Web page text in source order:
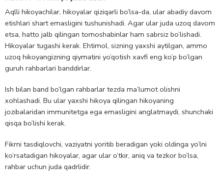
Aqlli hikoyachilar, hikoyalar qiziqarli bo’lsa-da, ular abadiy davom
etishlari shart emasligini tushunishadi. Agar ular juda uzoq davom
etsa, hatto jalb qilingan tomoshabinlar ham sabrsiz bo’lishadi.
Hikoyalar tugashi kerak. Ehtimol, sizning yaxshi aytilgan, ammo
uzoq hikoyangizning qiymatini yo’qotish xavfi eng ko’p bo’lgan
guruh rahbarlari banddirlar.
Ish bilan band bo’lgan rahbarlar tezda ma’lumot olishni
xohlashadi. Bu ular yaxshi hikoya qilingan hikoyaning
jozibalaridan immunitetga ega emasligini anglatmaydi, shunchaki
qisqa bo’lishi kerak.
Fikrni tasdiqlovchi, vaziyatni yoritib beradigan yoki oldinga yo’lni
ko’rsatadigan hikoyalar, agar ular o’tkir, aniq va tezkor bo’lsa,
rahbar uchun juda qadrlidir.